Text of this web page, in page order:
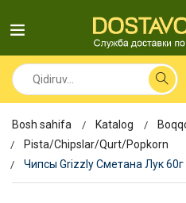
Bosh sahifa Katalog
Pista/Chipslar/Qurt/Popkorn
Чипсы Grizzly Сметана Лук 60г